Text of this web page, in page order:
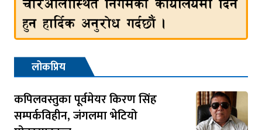
लोकप्रिय
कपिलवस्तुका पूर्वमेयर किरण सिंह
सम्पर्कविहीन, जंगलमा भेटियो